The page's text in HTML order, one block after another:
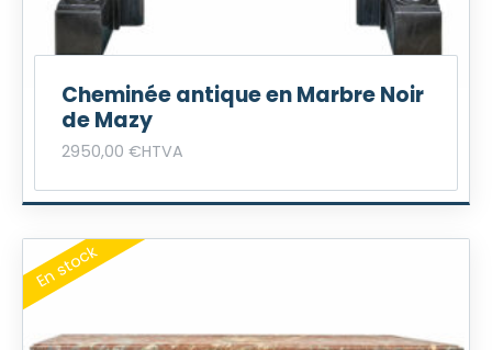
Cheminée antique en Marbre Noir
de Mazy
2950,00 €HTVA